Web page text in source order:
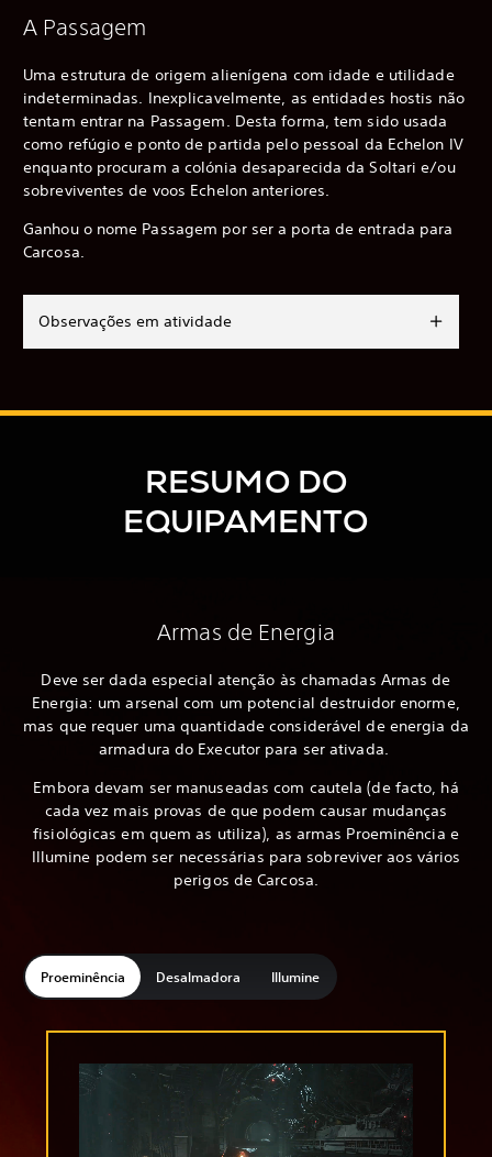
A Passagem
Uma estrutura de origem alienígena com idade e utilidade
indeterminadas. Inexplicavelmente, as entidades hostis não
tentam entrar na Passagem. Desta forma, tem sido usada
como refúgio e ponto de partida pelo pessoal da Echelon IV
enquanto procuram a colónia desaparecida da Soltari e/ou
sobreviventes de voos Echelon anteriores.
Ganhou o nome Passagem por ser a porta de entrada para
Carcosa.
Observações em atividade
RESUMO DO
EQUIPAMENTO
Armas de Energia
Deve ser dada especial atenção às chamadas Armas de
Energia: um arsenal com um potencial destruidor enorme,
mas que requer uma quantidade considerável de energia da
armadura do Executor para ser ativada.
Embora devam ser manuseadas com cautela (de facto, há
cada vez mais provas de que podem causar mudanças
fisiológicas em quem as utiliza), as armas Proeminência e
Illumine podem ser necessárias para sobreviver aos vários
perigos de Carcosa.
Proeminência Desalmadora Illumine